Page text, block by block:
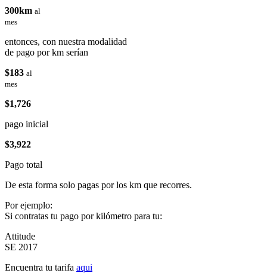
300km al
mes
entonces, con nuestra modalidad
de pago por km serían
$183 al
mes
$1,726
pago inicial
$3,922
Pago total
De esta forma solo pagas por los km que recorres.
Por ejemplo:
Si contratas tu pago por kilómetro para tu:
Attitude
SE 2017
Encuentra tu tarifa aqui